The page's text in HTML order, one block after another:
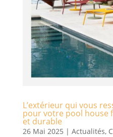
L’extérieur qui vous
pour votre pool house
et durable
26 Mai 2025 | Actualités,